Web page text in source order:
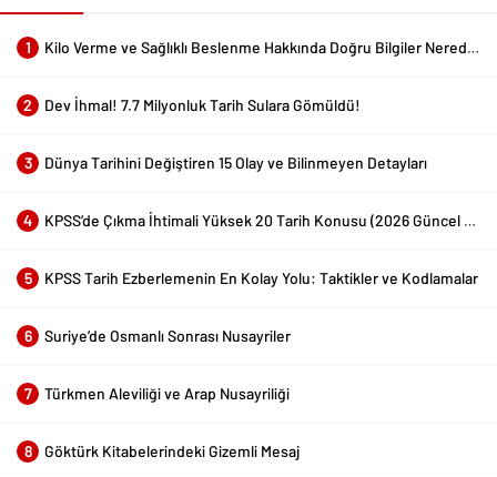
1 Kilo Verme ve Sağlıklı Beslenme Hakkında Doğru Bilgiler Nerede Bulunur?
2 Dev İhmal! 7.7 Milyonluk Tarih Sulara Gömüldü!
3 Dünya Tarihini Değiştiren 15 Olay ve Bilinmeyen Detayları
4 KPSS’de Çıkma İhtimali Yüksek 20 Tarih Konusu (2026 Güncel Liste)
5 KPSS Tarih Ezberlemenin En Kolay Yolu: Taktikler ve Kodlamalar
6 Suriye’de Osmanlı Sonrası Nusayriler
7 Türkmen Aleviliği ve Arap Nusayriliği
8 Göktürk Kitabelerindeki Gizemli Mesaj